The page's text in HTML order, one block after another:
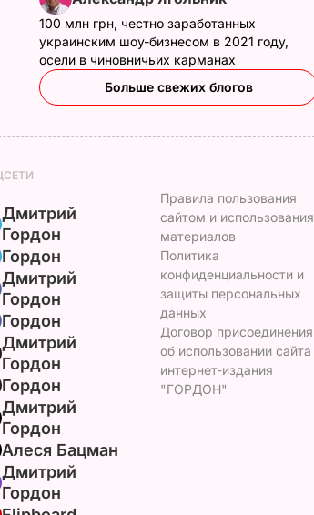
100 млн грн, честно заработанных
украинским шоу-бизнесом в 2021 году,
осели в чиновничьих карманах
Больше свежих блогов
Дмитрий
Гордон
Гордон
Дмитрий
Гордон
Гордон
Дмитрий
Гордон
Гордон
Дмитрий
Гордон
Алеся Бацман
Дмитрий
Гордон
Правила пользования
сайтом и использования
материалов
Политика
конфиденциальности и
защиты персональных
данных
Договор присоединения
об использовании сайта
интернет-издания
"ГОРДОН"